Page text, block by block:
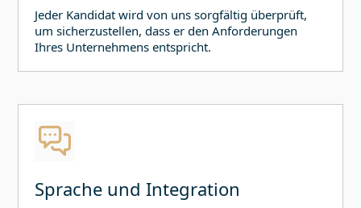
Jeder Kandidat wird von uns sorgfältig überprüft,
um sicherzustellen, dass er den Anforderungen
Ihres Unternehmens entspricht.
Sprache und Integration